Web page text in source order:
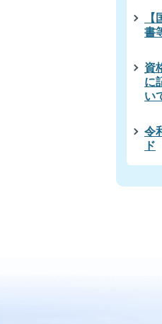
書
資
に
い
令
ド